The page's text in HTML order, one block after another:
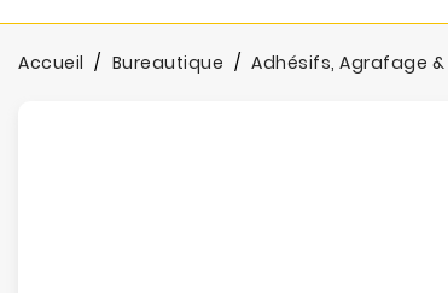
Accueil Bureautique Adhésifs, Agrafage &